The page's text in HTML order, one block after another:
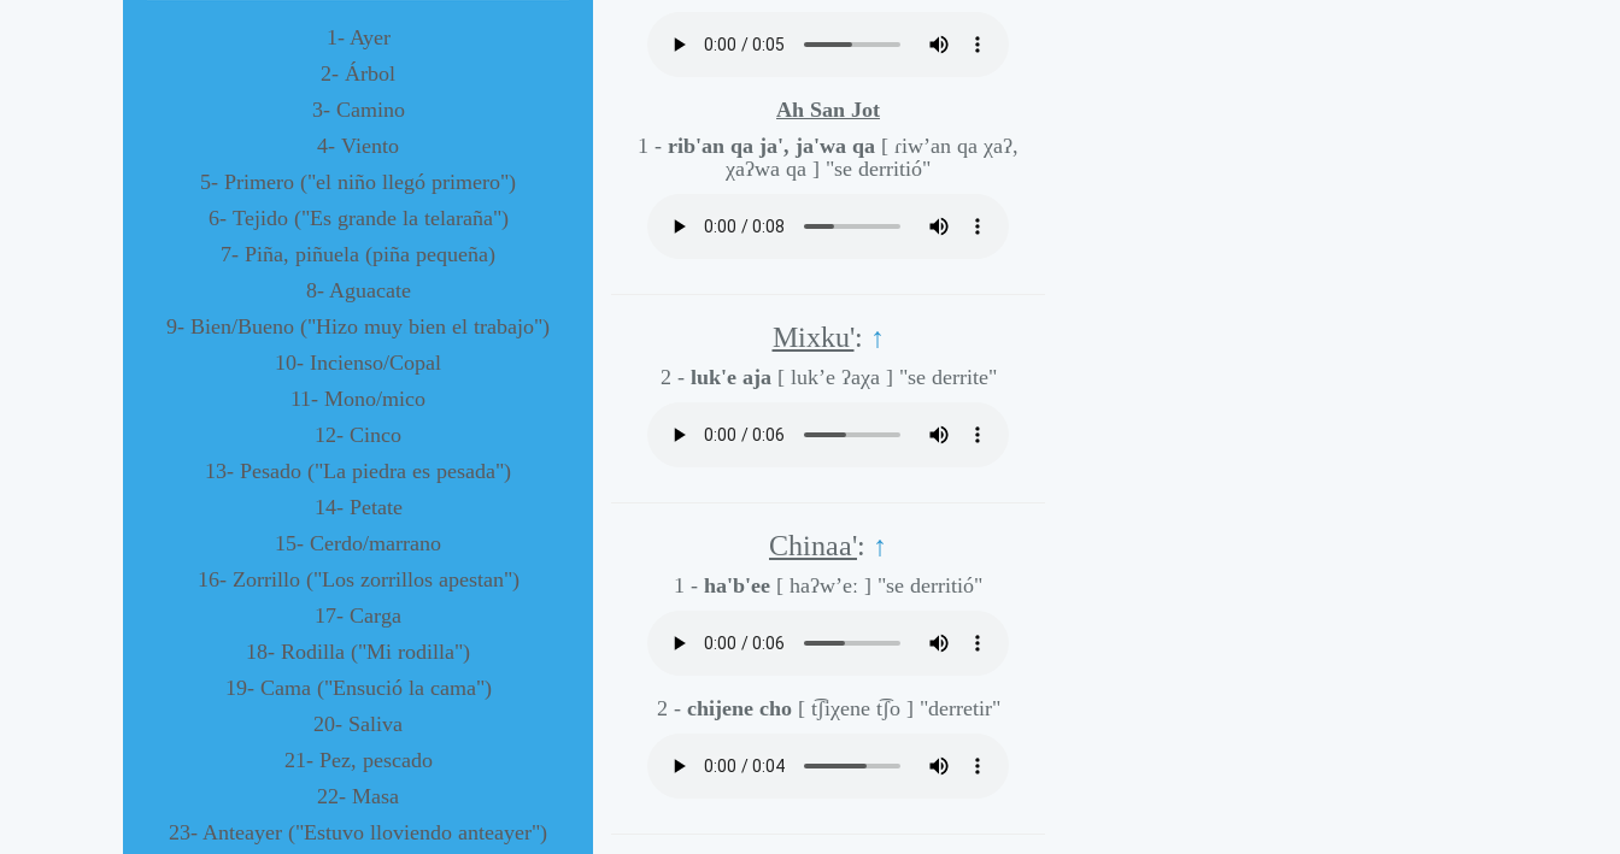
1- Ayer
2- Árbol
3- Camino
4- Viento
5- Primero ("el niño llegó primero")
6- Tejido ("Es grande la telaraña")
7- Piña, piñuela (piña pequeña)
8- Aguacate
9- Bien/Bueno ("Hizo muy bien el trabajo")
10- Incienso/Copal
11- Mono/mico
12- Cinco
13- Pesado ("La piedra es pesada")
14- Petate
15- Cerdo/marrano
16- Zorrillo ("Los zorrillos apestan")
17- Carga
18- Rodilla ("Mi rodilla")
19- Cama ("Ensució la cama")
20- Saliva
21- Pez, pescado
22- Masa
23- Anteayer ("Estuvo lloviendo anteayer")
Ah San Jot
1 - rib'an qa ja', ja'wa qa [ ɾiw’an qa χaʔ,
χaʔwa qa ] "se derritió"
Mixku': ↑
2 - luk'e aja [ luk’e ʔaχa ] "se derrite"
Chinaa': ↑
1 - ha'b'ee [ haʔw’eː ] "se derritió"
2 - chijene cho [ t͡ʃiχene t͡ʃo ] "derretir"